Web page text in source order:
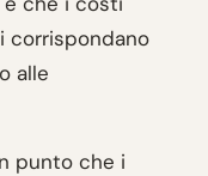
corrispondano
alle
punto che i